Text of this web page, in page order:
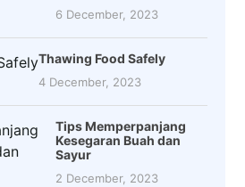
6 December, 2023
Thawing Food Safely
4 December, 2023
Tips Memperpanjang
Kesegaran Buah dan
Sayur
2 December, 2023